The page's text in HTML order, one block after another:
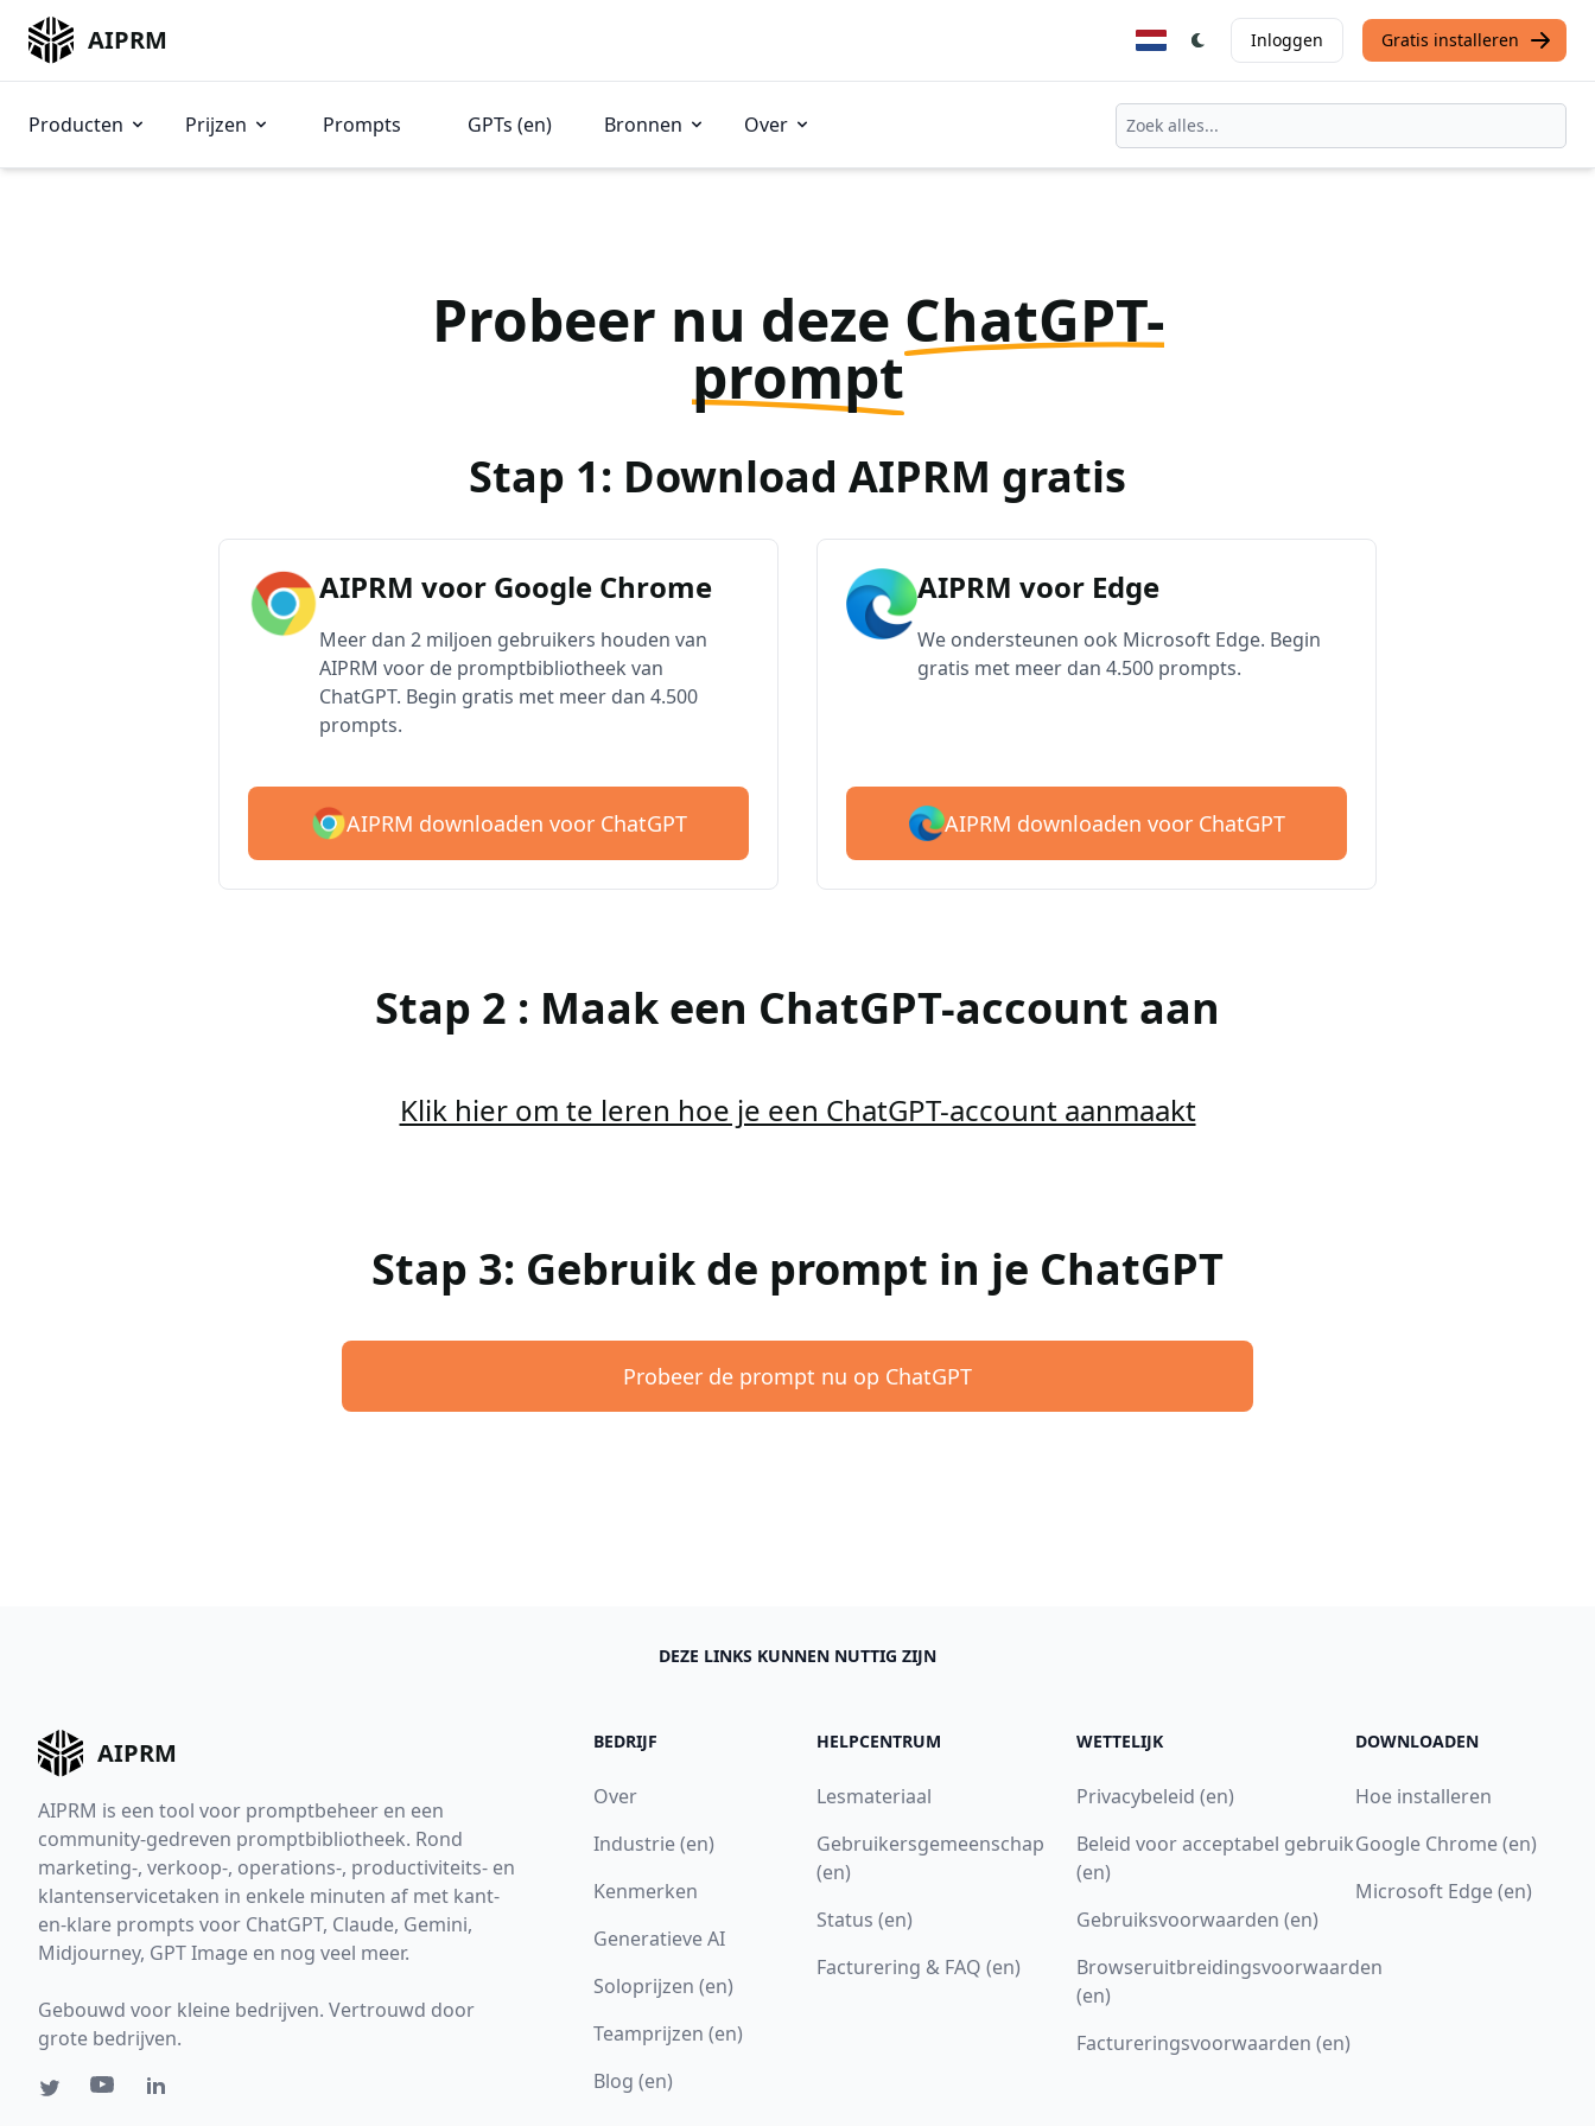
AIPRM Inloggen Gratis installeren
Producten Prijzen Prompts GPTs (en) Bronnen Over
Probeer nu deze ChatGPT-
prompt
Stap 1: Download AIPRM gratis
AIPRM voor Google Chrome
Meer dan 2 miljoen gebruikers houden van
AIPRM voor de promptbibliotheek van
ChatGPT. Begin gratis met meer dan 4.500
prompts.
AIPRM downloaden voor ChatGPT
AIPRM voor Edge
We ondersteunen ook Microsoft Edge. Begin
gratis met meer dan 4.500 prompts.
AIPRM downloaden voor ChatGPT
Stap 2 : Maak een ChatGPT-account aan
Klik hier om te leren hoe je een ChatGPT-account aanmaakt
Stap 3: Gebruik de prompt in je ChatGPT
Probeer de prompt nu op ChatGPT
DEZE LINKS KUNNEN NUTTIG ZIJN
AIPRM
AIPRM is een tool voor promptbeheer en een
community-gedreven promptbibliotheek. Rond
marketing-, verkoop-, operations-, productiviteits- en
klantenservicetaken in enkele minuten af met kant-
en-klare prompts voor ChatGPT, Claude, Gemini,
Midjourney, GPT Image en nog veel meer.
Gebouwd voor kleine bedrijven. Vertrouwd door
grote bedrijven.
BEDRIJF
Over
Industrie (en)
Kenmerken
Generatieve AI
Soloprijzen (en)
Teamprijzen (en)
Blog (en)
HELPCENTRUM
Lesmateriaal
Gebruikersgemeenschap
(en)
Status (en)
Facturering & FAQ (en)
WETTELIJK
Privacybeleid (en)
Beleid voor acceptabel gebruik
(en)
Gebruiksvoorwaarden (en)
Browseruitbreidingsvoorwaarden
(en)
Factureringsvoorwaarden (en)
DOWNLOADEN
Hoe installeren
Google Chrome (en)
Microsoft Edge (en)